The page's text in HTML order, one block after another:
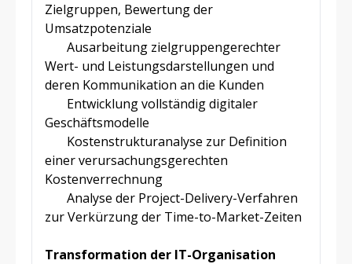
Zielgruppen, Bewertung der
Umsatzpotenziale
Ausarbeitung zielgruppengerechter
Wert- und Leistungsdarstellungen und
deren Kommunikation an die Kunden
Entwicklung vollständig digitaler
Geschäftsmodelle
Kostenstrukturanalyse zur Definition
einer verursachungsgerechten
Kostenverrechnung
Analyse der Project-Delivery-Verfahren
zur Verkürzung der Time-to-Market-Zeiten
Transformation der IT-Organisation